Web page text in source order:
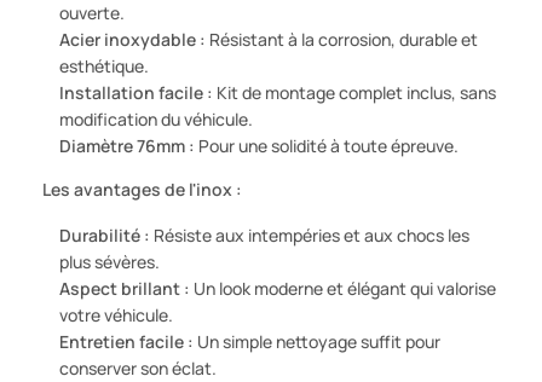
ouverte.
Acier inoxydable : Résistant à la corrosion, durable et
esthétique.
Installation facile : Kit de montage complet inclus, sans
modification du véhicule.
Diamètre 76mm : Pour une solidité à toute épreuve.
Les avantages de l'inox :
Durabilité : Résiste aux intempéries et aux chocs les
plus sévères.
Aspect brillant : Un look moderne et élégant qui valorise
votre véhicule.
Entretien facile : Un simple nettoyage suffit pour
conserver son éclat.